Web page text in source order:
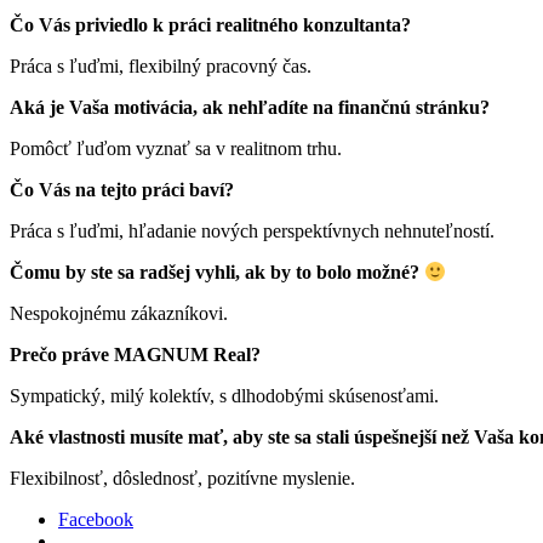
Čo Vás priviedlo k práci realitného konzultanta?
Práca s ľuďmi, flexibilný pracovný čas.
Aká je Vaša motivácia, ak nehľadíte na finančnú stránku?
Pomôcť ľuďom vyznať sa v realitnom trhu.
Čo Vás na tejto práci baví?
Práca s ľuďmi, hľadanie nových perspektívnych nehnuteľností.
Čomu by ste sa radšej vyhli, ak by to bolo možné?
Nespokojnému zákazníkovi.
Prečo práve MAGNUM Real?
Sympatický, milý kolektív, s dlhodobými skúsenosťami.
Aké vlastnosti musíte mať, aby ste sa stali úspešnejší než Vaša
Flexibilnosť, dôslednosť, pozitívne myslenie.
Facebook